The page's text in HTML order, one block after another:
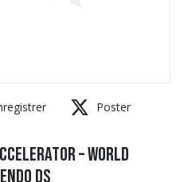
Poster
– World
DS